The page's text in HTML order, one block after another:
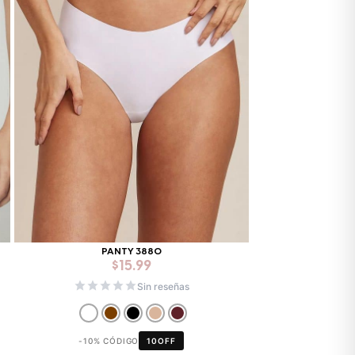
PANTY 3880
$15.99
Sin reseñas
-10% CÓDIGO 10OFF
Mixtwo - Lencería y Ropa
Interior
¡Hola! 👋
Gracias por visitarnos. Te asesoramos